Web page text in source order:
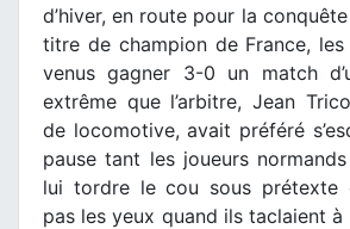
d’hiver, en route pour la
titre de champion de France, les
venus gagner 3-0 un match
extrême que l’arbitre, Jean
de locomotive, avait préféré
pause tant les joueurs
lui tordre le cou sous prétexte
pas les yeux quand ils taclaient à